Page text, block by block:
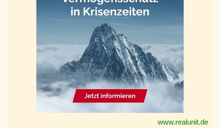
www.realunit.de